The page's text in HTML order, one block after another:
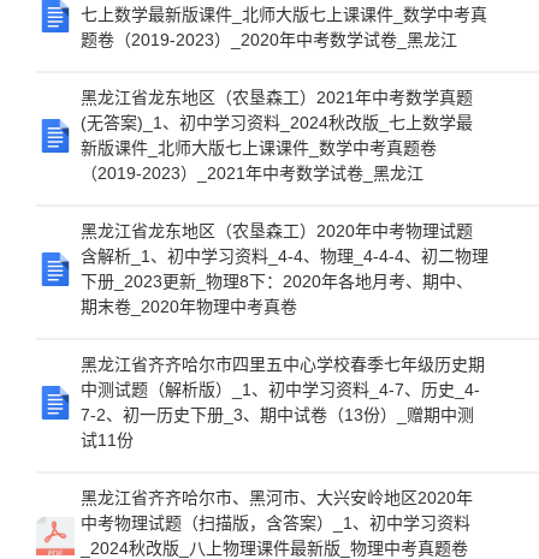
七上数学最新版课件_北师大版七上课课件_数学中考真
题卷（2019-2023）_2020年中考数学试卷_黑龙江
黑龙江省龙东地区（农垦森工）2021年中考数学真题
(无答案)_1、初中学习资料_2024秋改版_七上数学最
新版课件_北师大版七上课课件_数学中考真题卷
（2019-2023）_2021年中考数学试卷_黑龙江
黑龙江省龙东地区（农垦森工）2020年中考物理试题
含解析_1、初中学习资料_4-4、物理_4-4-4、初二物理
下册_2023更新_物理8下：2020年各地月考、期中、
期末卷_2020年物理中考真卷
黑龙江省齐齐哈尔市四里五中心学校春季七年级历史期
中测试题（解析版）_1、初中学习资料_4-7、历史_4-
7-2、初一历史下册_3、期中试卷（13份）_赠期中测
试11份
黑龙江省齐齐哈尔市、黑河市、大兴安岭地区2020年
中考物理试题（扫描版，含答案）_1、初中学习资料
_2024秋改版_八上物理课件最新版_物理中考真题卷